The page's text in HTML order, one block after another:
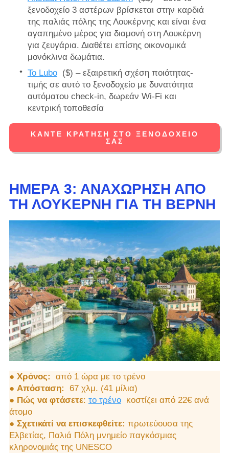
ξενοδοχείο 3 αστέρων βρίσκεται στην καρδιά
της παλιάς πόλης της Λουκέρνης και είναι ένα
αγαπημένο μέρος για διαμονή στη Λουκέρνη
για ζευγάρια. Διαθέτει επίσης οικονομικά
μονόκλινα δωμάτια.
Το Lubo($) – εξαιρετική σχέση ποιότητας-
τιμής σε αυτό το ξενοδοχείο με δυνατότητα
αυτόματου check-in, δωρεάν Wi-Fi και
κεντρική τοποθεσία
ΚΆΝΤΕ ΚΡΆΤΗΣΗ ΣΤΟ ΞΕΝΟΔΟΧΕΊΟ
ΣΑΣ
ΗΜΈΡΑ 3: ΑΝΑΧΏΡΗΣΗ ΑΠΌ
ΤΗ ΛΟΥΚΈΡΝΗ ΓΙΑ ΤΗ ΒΈΡΝΗ
● Χρόνος: από 1 ώρα με το τρένο
● Απόσταση: 67 χλμ. (41 μίλια)
● Πώς να φτάσετε: το τρένοκοστίζει από 22€ ανά
άτομο
● Σχετικάτί να επισκεφθείτε: πρωτεύουσα της
Ελβετίας, Παλιά Πόλη μνημείο παγκόσμιας
κληρονομιάς της UNESCO